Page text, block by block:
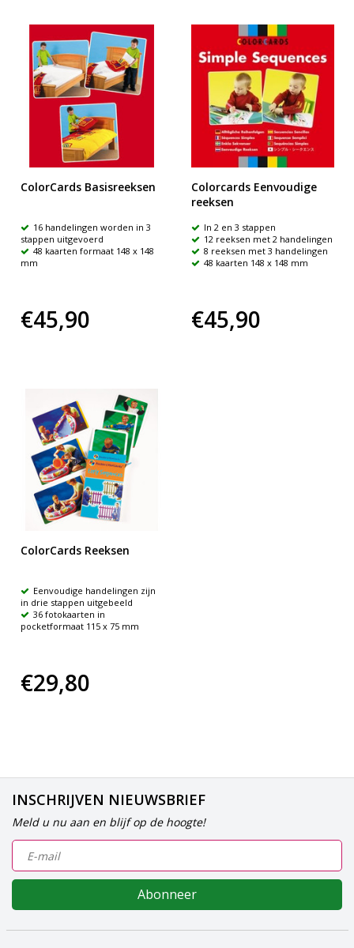
ColorCards Basisreeksen
16 handelingen worden in 3
stappen uitgevoerd
48 kaarten formaat 148 x 148
mm
€45,90
Colorcards Eenvoudige
reeksen
In 2 en 3 stappen
12 reeksen met 2 handelingen
8 reeksen met 3 handelingen
48 kaarten 148 x 148 mm
€45,90
ColorCards Reeksen
Eenvoudige handelingen zijn
in drie stappen uitgebeeld
36 fotokaarten in
pocketformaat 115 x 75 mm
€29,80
INSCHRIJVEN NIEUWSBRIEF
Meld u nu aan en blijf op de hoogte!
Abonneer